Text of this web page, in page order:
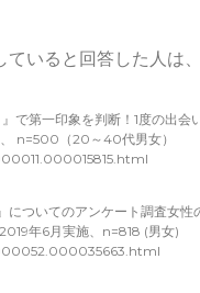
いると回答した人は
で第一印象を判断！1度の出
n=500（20～40代男女）
ついてのアンケート調査女
年6月実施、n=818 (男女)